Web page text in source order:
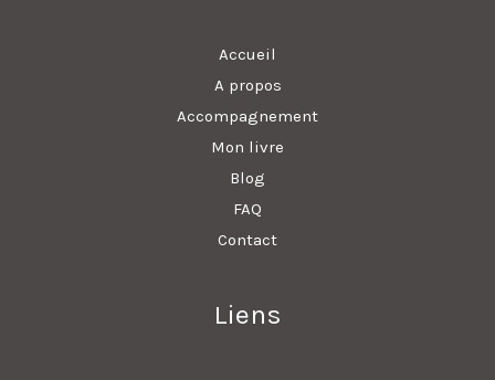
Accueil
A propos
Accompagnement
Mon livre
Blog
FAQ
Contact
Liens